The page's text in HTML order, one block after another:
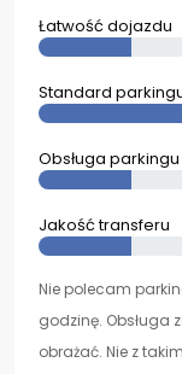
Łatwość dojazdu
Standard
Obsługa parkingu
Jakość transferu
Nie polecam
godzinę. Obsługa
obrażać. Nie z